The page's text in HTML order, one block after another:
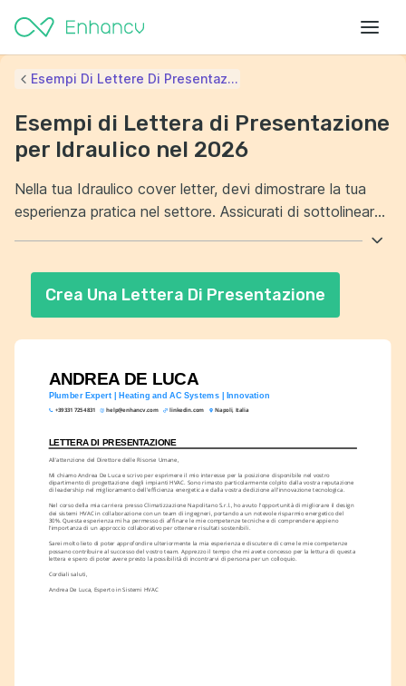
ANDREA DE LUCA
Plumber Expert | Heating and AC Systems | Innovation
+39 331 725 4831 help@enhancv.com linkedin.com Napoli, Italia
LETTERA DI PRESENTAZIONE
All'attenzione del Direttore delle Risorse Umane,
Mi chiamo Andrea De Luca e scrivo per esprimere il mio interesse per la posizione disponibile nel vostro
dipartimento di progettazione degli impianti HVAC. Sono rimasto particolarmente colpito dalla vostra reputazione
di leadership nel miglioramento dell'efficienza energetica e dalla vostra dedizione all'innovazione tecnologica.
Nel corso della mia carriera presso Climatizzazione Napolitano S.r.l., ho avuto l'opportunità di migliorare il design
dei sistemi HVAC in collaborazione con un team di ingegneri, portando a un notevole risparmio energetico del
30%. Questa esperienza mi ha permesso di affinare le mie competenze tecniche e di comprendere appieno
l'importanza di un approccio collaborativo per ottenere risultati sostenibili.
Sarei molto lieto di poter approfondire ulteriormente la mia esperienza e discutere di come le mie competenze
possano contribuire al successo del vostro team. Apprezzo il tempo che mi avete concesso per la lettura di questa
lettera e spero di poter avere presto la possibilità di incontrarvi di persona per un colloquio.
Cordiali saluti,
Andrea De Luca, Esperto in Sistemi HVAC
Esempi Di Lettere Di Presentaz...
Esempi di Lettera di Presentazione
per Idraulico nel 2026
Nella tua Idraulico cover letter, devi dimostrare la tua
esperienza pratica nel settore. Assicurati di sottolineare
le competenze tecniche specifiche che possiedi e come
evidenzia la tua capacità di risolvere problemi in modo
efficiente. Mostra anche la tua disponibilità a lavorare in
Crea Una Lettera Di Presentazione